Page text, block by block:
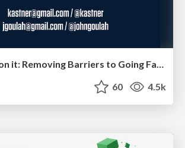
Put a Button on it: Removing Barriers to Going Fast.
60 4.5k